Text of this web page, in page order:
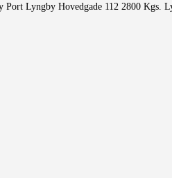
Port Lyngby Hovedgade 112 2800 Kgs.